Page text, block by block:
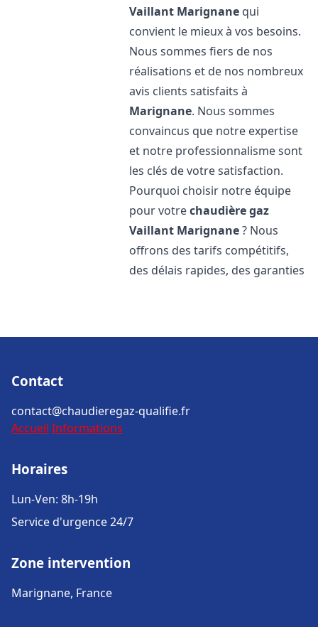
Vaillant Marignane qui
convient le mieux à vos besoins.
Nous sommes fiers de nos
réalisations et de nos nombreux
avis clients satisfaits à
Marignane. Nous sommes
convaincus que notre expertise
et notre professionnalisme sont
les clés de votre satisfaction.
Pourquoi choisir notre équipe
pour votrechaudière gaz
Vaillant Marignane? Nous
offrons des tarifs compétitifs,
des délais rapides, des garanties
Contact
contact@chaudieregaz-qualifie.fr
Accueil Informations
Horaires
Lun-Ven: 8h-19h
Service d'urgence 24/7
Zone intervention
Marignane, France